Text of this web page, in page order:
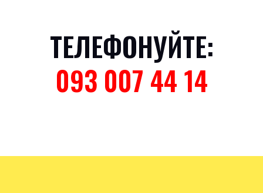
ТЕЛЕФОНУЙТЕ:
093 007 44 14